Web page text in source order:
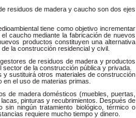
residuos de madera y caucho son dos ejes
tiene como objetivo incrementar
caucho mediante la fabricación de nuevos
productos constituyen una alternativa
la construcción residencial y civil.
de residuos de madera y productos
de la construcción pública y privada.
y sustituirá otros materiales de construcción
el uso de materias primas.
de madera domésticos (muebles, puertas,
pinturas y recubrimientos. Después de
ningún tratamiento biológico, térmico o
requiere mucho tiempo y dinero.